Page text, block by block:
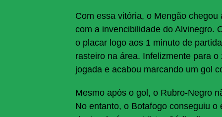
Com essa vitória, o Mengão
com a invencibilidade do Alvinegro.
o placar logo aos 1 minuto de
rasteiro na área. Infelizmente para
jogada e acabou marcando um gol
Mesmo após o gol, o Rubro-Negro
No entanto, o Botafogo conseguiu